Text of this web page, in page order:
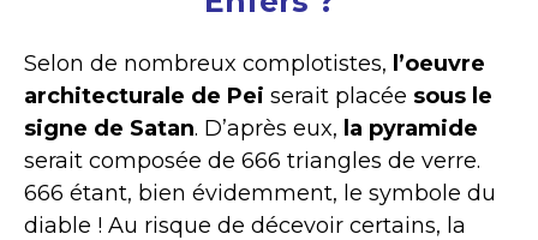
Selon de nombreux complotistes, l’oeuvre
architecturale de Pei serait placée sous le
signe de Satan. D’après eux, la pyramide
serait composée de 666 triangles de verre.
666 étant, bien évidemment, le symbole du
diable ! Au risque de décevoir certains, la